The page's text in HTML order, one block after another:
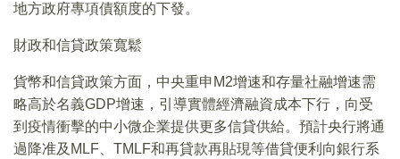
地方政府專項債額度的下發。
財政和信貸政策寬鬆
貨幣和信貸政策方面，中央重申M2增速和存量社融增速需
略高於名義GDP增速，引導實體經濟融資成本下行，向受
到疫情衝擊的中小微企業提供更多信貸供給。預計央行將通
過降准及MLF、TMLF和再貸款再貼現等借貸便利向銀行系